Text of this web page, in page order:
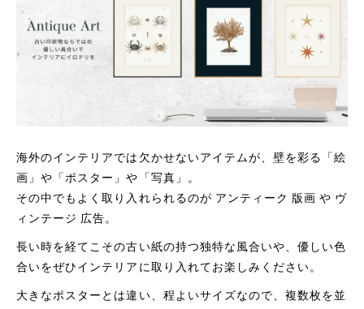
海外のインテリアでは欠かせないアイテムが、壁を彩る「絵
画」や「ポスター」や「写真」。
その中でもよく取り入れられるのが アンティーク 版画 や ヴ
ィンテージ 広告。
長い時を経てこその古い紙の持つ独特な風合いや、優しい色
合いをぜひインテリアに取り入れてお楽しみください。
大きなポスターとは違い、程よいサイズなので、複数枚を並